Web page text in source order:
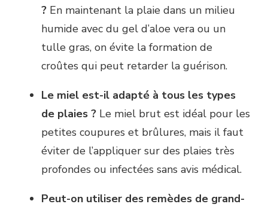
? En maintenant la plaie dans un milieu
humide avec du gel d’aloe vera ou un
tulle gras, on évite la formation de
croûtes qui peut retarder la guérison.
Le miel est-il adapté à tous les types
de plaies ? Le miel brut est idéal pour les
petites coupures et brûlures, mais il faut
éviter de l’appliquer sur des plaies très
profondes ou infectées sans avis médical.
Peut-on utiliser des remèdes de grand-